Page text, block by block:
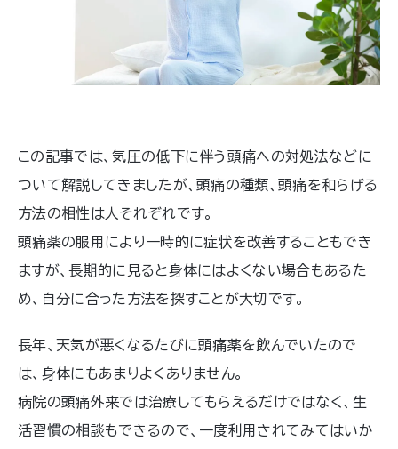
この記事では、気圧の低下に伴う頭痛への対処法などに
ついて解説してきましたが、頭痛の種類、頭痛を和らげる
方法の相性は人それぞれです。
頭痛薬の服用により一時的に症状を改善することもでき
ますが、長期的に見ると身体にはよくない場合もあるた
め、自分に合った方法を探すことが大切です。
長年、天気が悪くなるたびに頭痛薬を飲んでいたので
は、身体にもあまりよくありません。
病院の頭痛外来では治療してもらえるだけではなく、生
活習慣の相談もできるので、一度利用されてみてはいか